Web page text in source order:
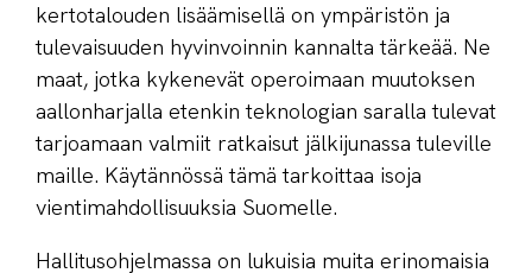
kertotalouden lisäämisellä on ympäristön ja
tulevaisuuden hyvinvoinnin kannalta tärkeää. Ne
maat, jotka kykenevät operoimaan muutoksen
aallonharjalla etenkin teknologian saralla tulevat
tarjoamaan valmiit ratkaisut jälkijunassa tuleville
maille. Käytännössä tämä tarkoittaa isoja
vientimahdollisuuksia Suomelle.
Hallitusohjelmassa on lukuisia muita erinomaisia